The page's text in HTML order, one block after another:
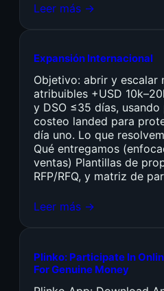
Leer más →
Expansión Internacional
Objetivo: abrir y escalar
atribuibles +USD
y DSO ≤35 días,
costeo landed para
día uno. Lo que
Qué entregamos
ventas) Plantillas de
RFP/RFQ, y matriz de
Leer más →
Plinko: Participate In
For Genuine Money